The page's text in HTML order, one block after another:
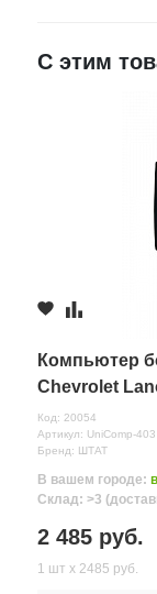
Комментарий
С этим
Компьютер
Chevrolet
Код: 20054
Артикул: UniComp-403
Бренд: ШТАТ
В вашем городе:
Склад: >3
2 485 руб.
1 шт х 2485 руб.